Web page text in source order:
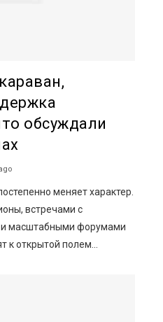
обсуждали
меняет характер.
встречами с
масштабными форумами
к открытой полем...